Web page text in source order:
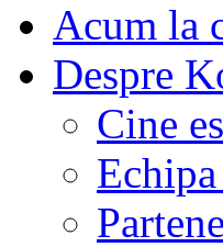
Acum la
Despre
Cine